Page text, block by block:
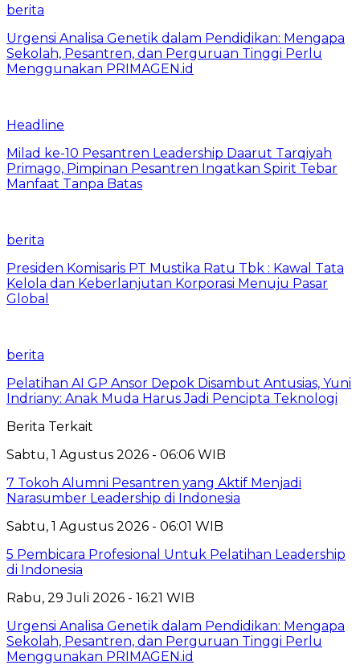
berita
Urgensi Analisa Genetik dalam Pendidikan: Mengapa
Sekolah, Pesantren, dan Perguruan Tinggi Perlu
Menggunakan PRIMAGEN.id
Headline
Milad ke-10 Pesantren Leadership Daarut Tarqiyah
Primago, Pimpinan Pesantren Ingatkan Spirit Tebar
Manfaat Tanpa Batas
berita
Presiden Komisaris PT Mustika Ratu Tbk : Kawal Tata
Kelola dan Keberlanjutan Korporasi Menuju Pasar
Global
berita
Pelatihan AI GP Ansor Depok Disambut Antusias, Yuni
Indriany: Anak Muda Harus Jadi Pencipta Teknologi
Berita Terkait
Sabtu, 1 Agustus 2026 - 06:06 WIB
7 Tokoh Alumni Pesantren yang Aktif Menjadi
Narasumber Leadership di Indonesia
Sabtu, 1 Agustus 2026 - 06:01 WIB
5 Pembicara Profesional Untuk Pelatihan Leadership
di Indonesia
Rabu, 29 Juli 2026 - 16:21 WIB
Urgensi Analisa Genetik dalam Pendidikan: Mengapa
Sekolah, Pesantren, dan Perguruan Tinggi Perlu
Menggunakan PRIMAGEN.id